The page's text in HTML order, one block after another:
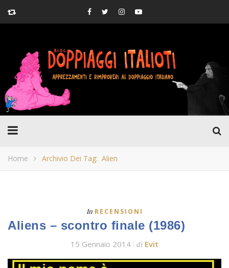
Home Archivio Dei Tag: Alien
In RECENSIONI
Aliens – scontro finale (1986)
15 Gennaio 2014 di Evit